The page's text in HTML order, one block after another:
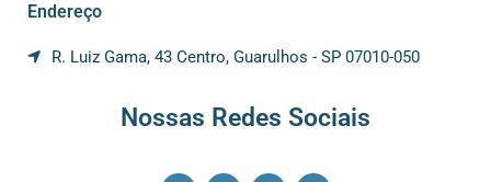
Endereço
R. Luiz Gama, 43 Centro, Guarulhos - SP 07010-050
Nossas Redes Sociais